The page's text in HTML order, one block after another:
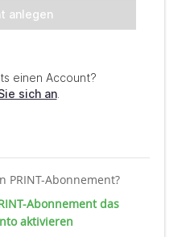
PRINT-Abonnement?
Abonnement das
aktivieren